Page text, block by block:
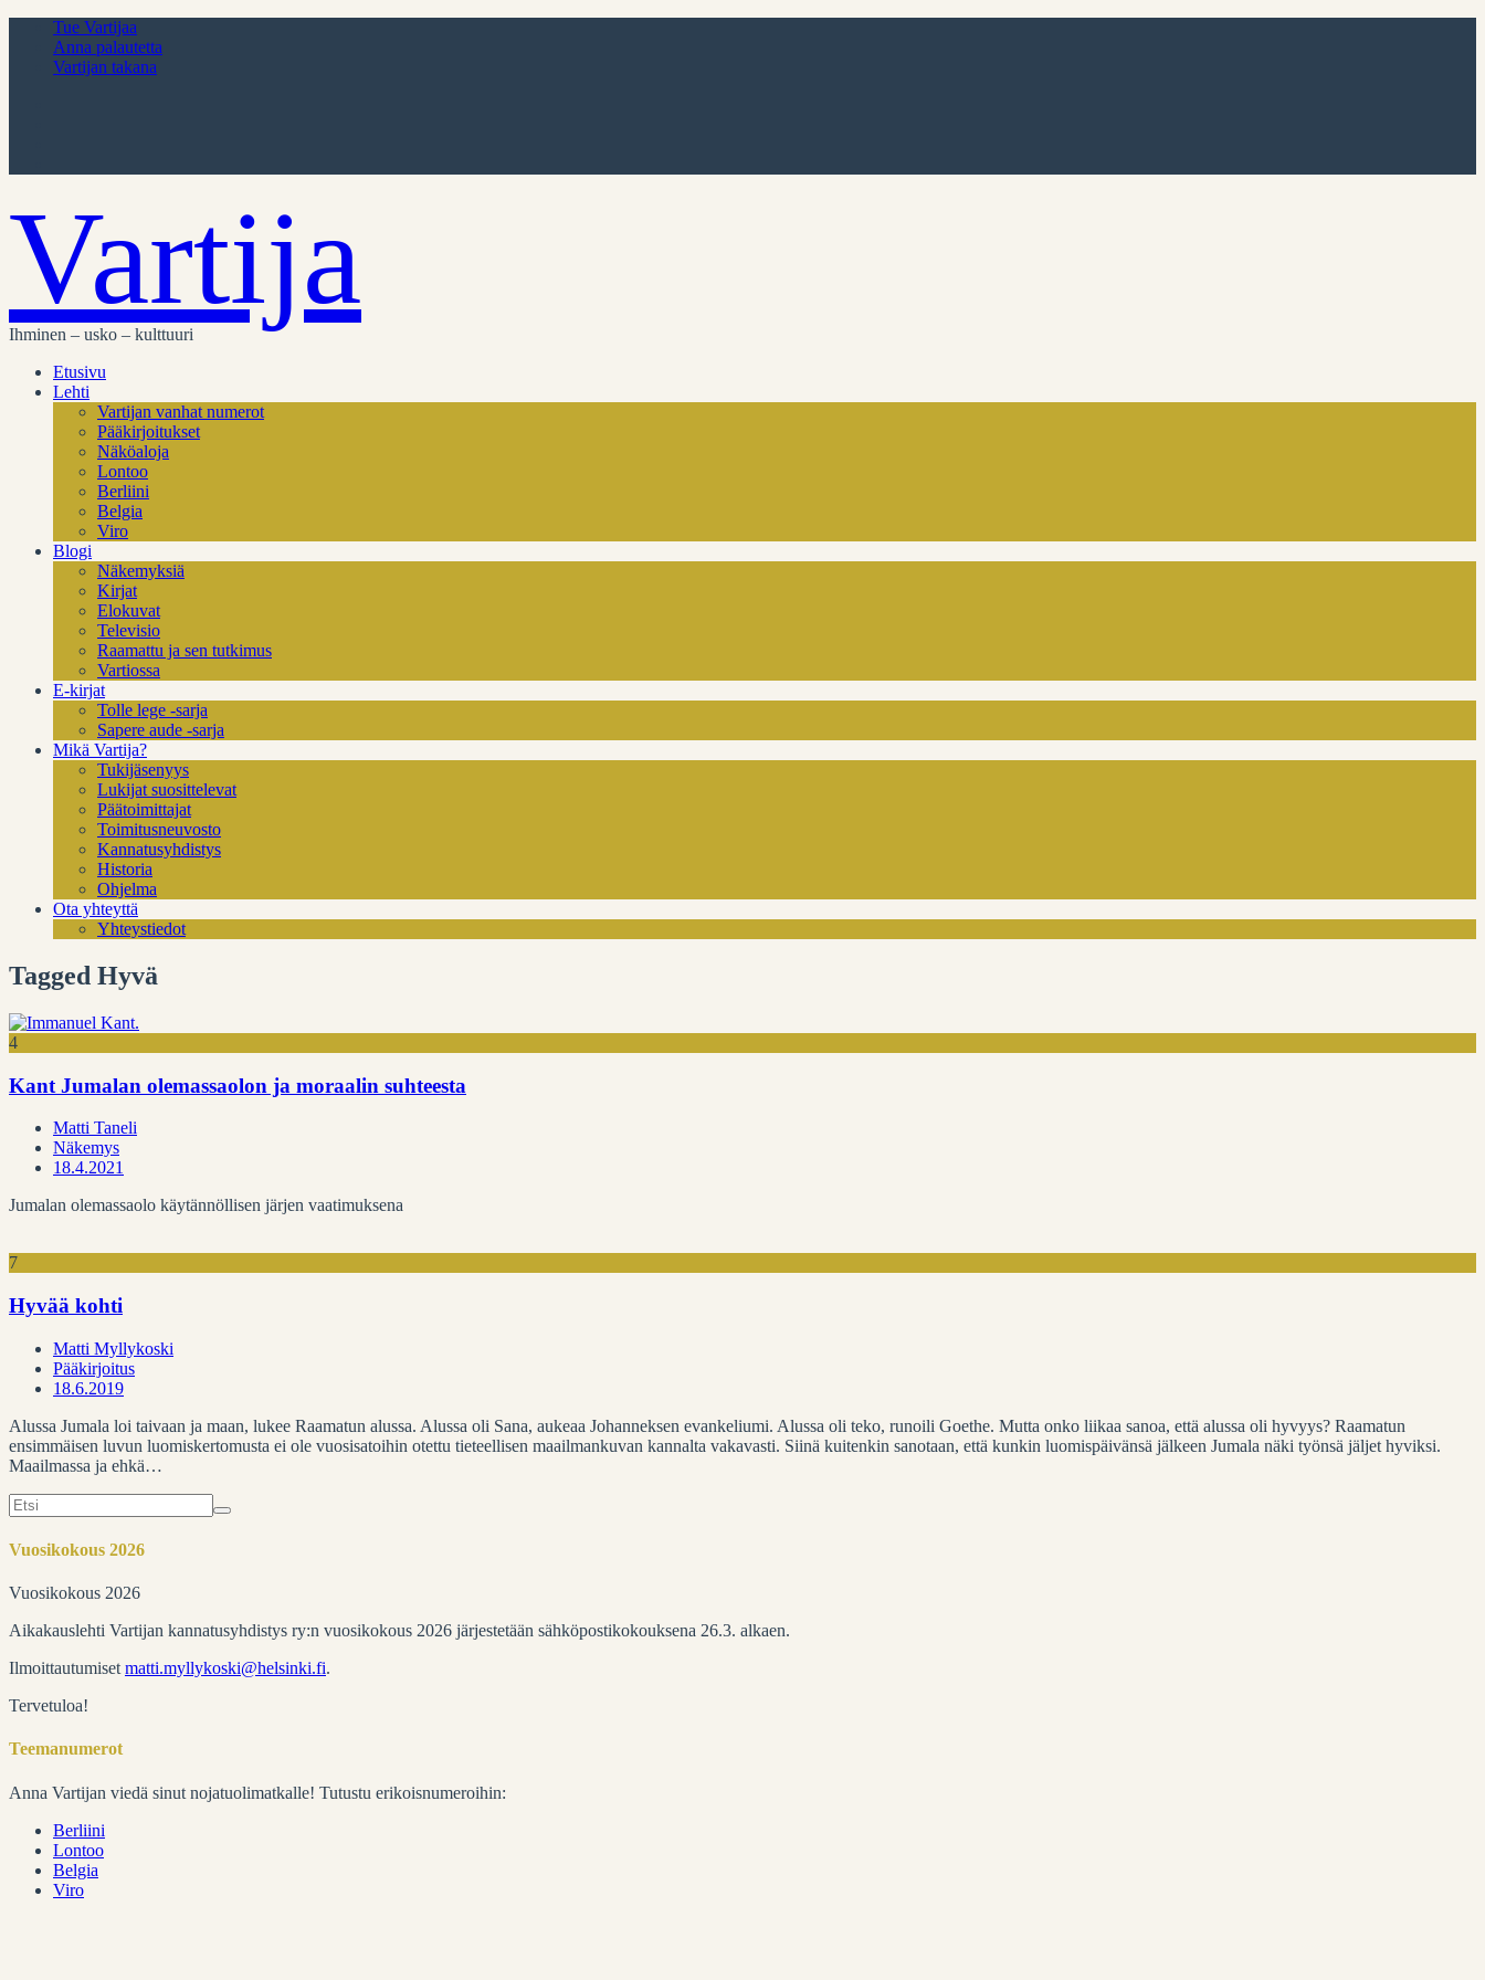
Tue Vartijaa
Anna palautetta
Vartijan takana
Vartija
Ihminen – usko – kulttuuri
Etusivu
Lehti
Vartijan vanhat numerot
Pääkirjoitukset
Näköaloja
Lontoo
Berliini
Belgia
Viro
Blogi
Näkemyksiä
Kirjat
Elokuvat
Televisio
Raamattu ja sen tutkimus
Vartiossa
E-kirjat
Tolle lege -sarja
Sapere aude -sarja
Mikä Vartija?
Tukijäsenyys
Lukijat suosittelevat
Päätoimittajat
Toimitusneuvosto
Kannatusyhdistys
Historia
Ohjelma
Ota yhteyttä
Yhteystiedot
Tagged Hyvä
4
Kant Jumalan olemassaolon ja moraalin suhteesta
Matti Taneli
Näkemys
18.4.2021
Jumalan olemassaolo käytännöllisen järjen vaatimuksena
7
Hyvää kohti
Matti Myllykoski
Pääkirjoitus
18.6.2019
Alussa Jumala loi taivaan ja maan, lukee Raamatun alussa. Alussa oli Sana, aukeaa Johanneksen evankeliumi. Alussa oli teko, runoili Goethe. Mutta onko liikaa sanoa, että alussa oli hyvyys? Raamatun
ensimmäisen luvun luomiskertomusta ei ole vuosisatoihin otettu tieteellisen maailmankuvan kannalta vakavasti. Siinä kuitenkin sanotaan, että kunkin luomispäivänsä jälkeen Jumala näki työnsä jäljet hyviksi.
Maailmassa ja ehkä…
Search
for:
Vuosikokous 2026
Vuosikokous 2026
Aikakauslehti Vartijan kannatusyhdistys ry:n vuosikokous 2026 järjestetään sähköpostikokouksena 26.3. alkaen.
Ilmoittautumiset matti.myllykoski@helsinki.fi.
Tervetuloa!
Teemanumerot
Anna Vartijan viedä sinut nojatuolimatkalle! Tutustu erikoisnumeroihin:
Berliini
Lontoo
Belgia
Viro